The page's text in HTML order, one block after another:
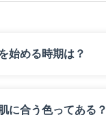
始める時期は？
に合う色ってある？